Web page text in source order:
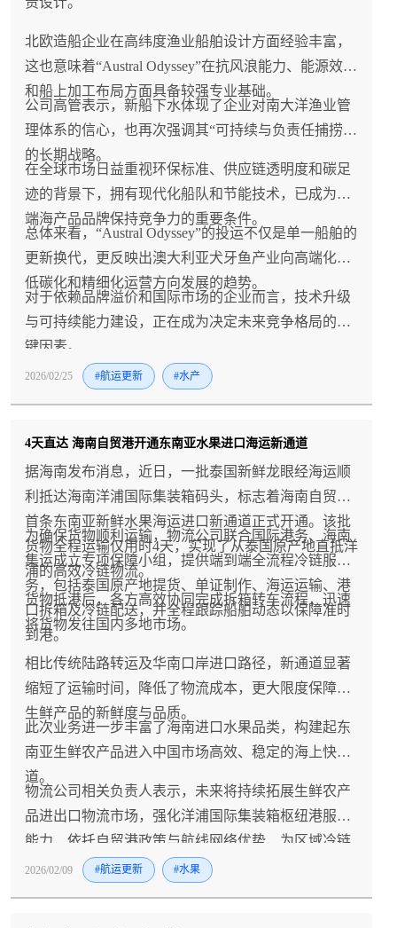
北欧造船企业在高纬度渔业船舶设计方面经验丰富，
这也意味着“Austral Odyssey”在抗风浪能力、能源效率
和船上加工布局方面具备较强专业基础。
公司高管表示，新船下水体现了企业对南大洋渔业管
理体系的信心，也再次强调其“可持续与负责任捕捞”
的长期战略。
在全球市场日益重视环保标准、供应链透明度和碳足
迹的背景下，拥有现代化船队和节能技术，已成为高
端海产品品牌保持竞争力的重要条件。
总体来看，“Austral Odyssey”的投运不仅是单一船舶的
更新换代，更反映出澳大利亚犬牙鱼产业向高端化、
低碳化和精细化运营方向发展的趋势。
对于依赖品牌溢价和国际市场的企业而言，技术升级
与可持续能力建设，正在成为决定未来竞争格局的关
键因素。
2026/02/25 #航运更新 #水产
4天直达 海南自贸港开通东南亚水果进口海运新通道
据海南发布消息，近日，一批泰国新鲜龙眼经海运顺
利抵达海南洋浦国际集装箱码头，标志着海南自贸港
首条东南亚新鲜水果海运进口新通道正式开通。该批
货物全程运输仅用时4天，实现了从泰国原产地直抵洋
浦的高效冷链物流。
为确保货物顺利运输，物流公司联合国际港务、海南
集运成立专项保障小组，提供端到端全流程冷链服
务，包括泰国原产地提货、单证制作、海运运输、港
口拆箱及冷链配送，并全程跟踪船舶动态以保障准时
到港。
货物抵港后，各方高效协同完成拆箱转车流程，迅速
将货物发往国内多地市场。
相比传统陆路转运及华南口岸进口路径，新通道显著
缩短了运输时间，降低了物流成本，更大限度保障了
生鲜产品的新鲜度与品质。
此次业务进一步丰富了海南进口水果品类，构建起东
南亚生鲜农产品进入中国市场高效、稳定的海上快车
道。
物流公司相关负责人表示，未来将持续拓展生鲜农产
品进出口物流市场，强化洋浦国际集装箱枢纽港服务
能力，依托自贸港政策与航线网络优势，为区域冷链
物流发展和消费市场升级注入新动能。
2026/02/09 #航运更新 #水果